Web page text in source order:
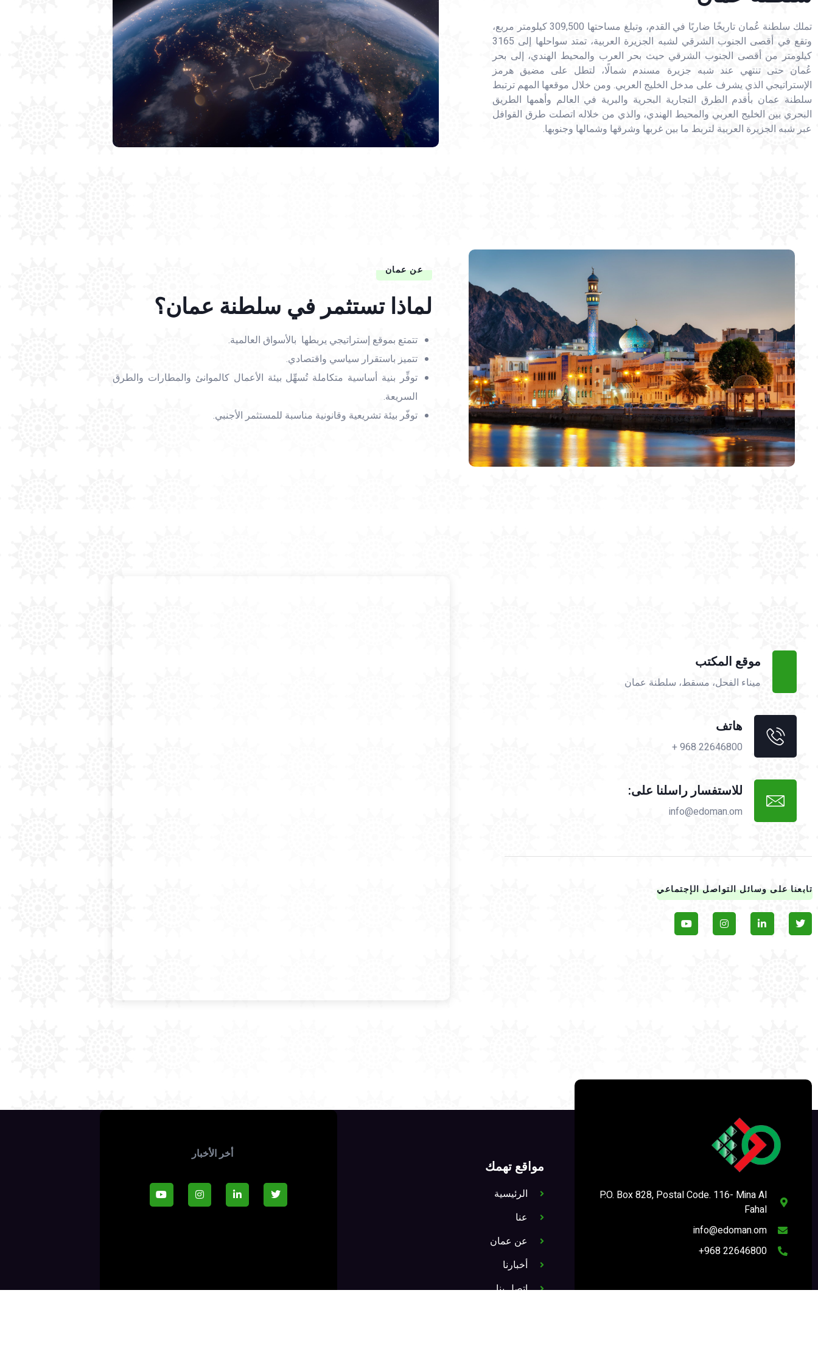
تملك سلطنة عُمان تاريخًا ضاربًا في القدم، وتبلغ مساحتها 309,500 كيلومتر مربع،
وتقع في أقصى الجنوب الشرقي لشبه الجزيرة العربية، تمتد سواحلها إلى 3165
كيلومتر من أقصى الجنوب الشرقي حيث بحر العرب والمحيط الهندي، إلى بحر
عُمان حتى تنتهي عند شبه جزيرة مسندم شمالًا، لتطل على مضيق هرمز
الإستراتيجي الذي يشرف على مدخل الخليج العربي. ومن خلال موقعها المهم ترتبط
سلطنة عمان بأقدم الطرق التجارية البحرية والبرية في العالم وأهمها الطريق
البحري بين الخليج العربي والمحيط الهندي، والذي من خلاله اتصلت طرق القوافل
عبر شبه الجزيرة العربية لتربط ما بين غربها وشرقها وشمالها وجنوبها.
عن عمان
لماذا تستثمر في سلطنة عمان؟
تتمتع بموقع إستراتيجي يربطها بالأسواق العالمية.
تتميز باستقرار سياسي واقتصادي.
توفِّر بنية أساسية متكاملة تُسهِّل بيئة الأعمال كالموانئ والمطارات والطرق
السريعة.
توفّر بيئة تشريعية وقانونية مناسبة للمستثمر الأجنبي.
موقع المكتب
ميناء الفحل، مسقط، سلطنة عمان
هاتف
22646800 968 +
للاستفسار راسلنا على:
info@edoman.om
تابعنا على وسائل التواصل الإجتماعي
P.O. Box 828, Postal Code. 116- Mina Al
Fahal
info@edoman.om
22646800 968+
مواقع تهمك
الرئيسية
عنا
عن عمان
أخبارنا
اتصل بنا
أخر الأخبار